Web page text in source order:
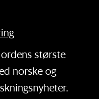
største
norske og